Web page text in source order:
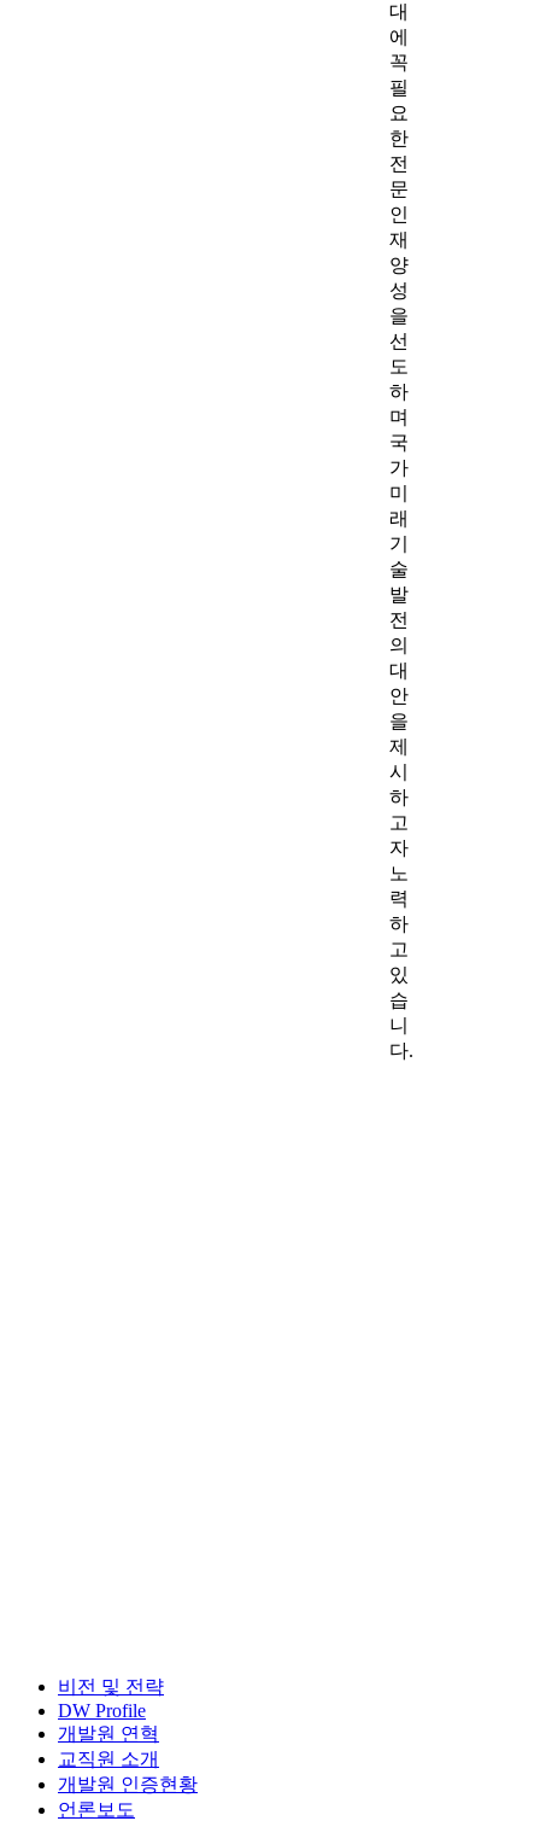
대
에
꼭
필
요
한
전
문
인
재
양
성
을
선
도
하
며
국
가
미
래
기
술
발
전
의
대
안
을
제
시
하
고
자
노
력
하
고
있
습
니
다.
비전 및 전략
DW Profile
개발원 연혁
교직원 소개
개발원 인증현황
언론보도